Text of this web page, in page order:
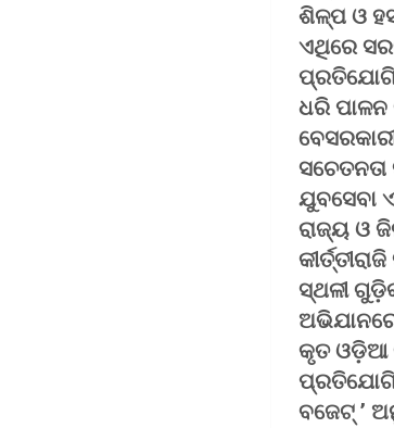
ଶିଳ୍ପ ଓ
ଏଥିରେ
ଧରି ପାଳନ
ଯୁବସେବା
ରାଜ୍ୟ ଓ
ସ୍ଥଳୀ
କୃତ ଓଡ଼ିଆ
ବଜେଟ୍ ’